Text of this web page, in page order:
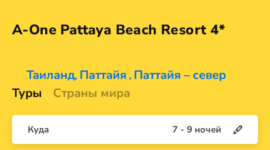
A-One Pattaya Beach Resort 4*
Таиланд, Паттайя , Паттайя – север
Туры
Страны мира
Куда 7 - 9 ночей